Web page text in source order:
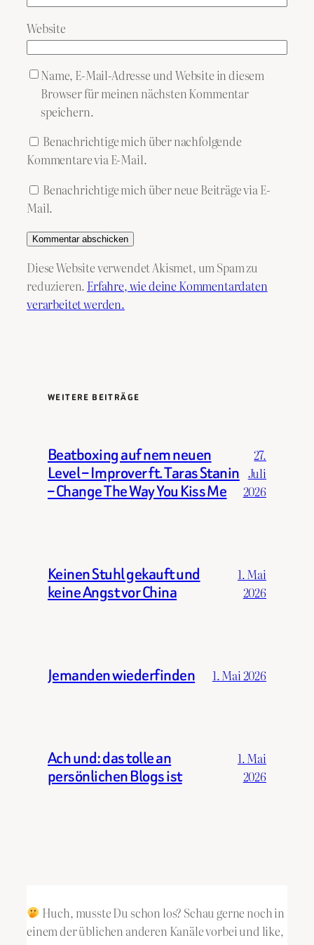
Website
Name, E-Mail-Adresse und Website in diesem
Browser für meinen nächsten Kommentar
speichern.
Benachrichtige mich über nachfolgende
Kommentare via E-Mail.
Benachrichtige mich über neue Beiträge via E-
Mail.
Diese Website verwendet Akismet, um Spam zu
reduzieren. Erfahre, wie deine Kommentardaten
verarbeitet werden.
WEITERE BEITRÄGE
Beatboxing auf nem neuen
Level – Improver ft. Taras Stanin
– Change The Way You Kiss Me
27.
Juli
2026
Keinen Stuhl gekauft und
keine Angst vor China
1. Mai
2026
Jemanden wiederfinden 1. Mai 2026
Ach und: das tolle an
persönlichen Blogs ist
1. Mai
2026
Huch, musste Du schon los? Schau gerne noch in
einem der üblichen anderen Kanäle vorbei und like,